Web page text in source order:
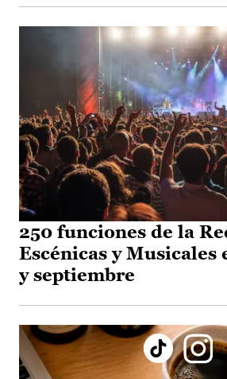
250 funciones de la
Escénicas y Musicales
y septiembre